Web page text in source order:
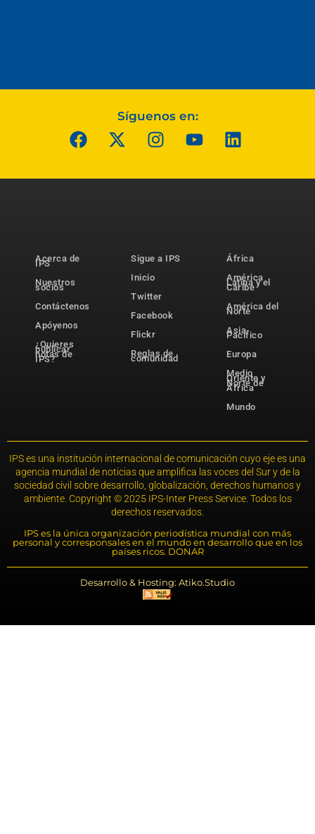
Síguenos en:
Acerca de
IPS
Nuestros
socios
Contáctenos
Apóyenos
¿Quieres
publicar
notas de
IPS?
Sigue a IPS
Inicio
Twitter
Facebook
Flickr
Reglas de
comunidad
África
América
Latina y el
Caribe
América del
Norte
Asia-
Pacífico
Europa
Medio
Oriente y
Norte de
África
Mundo
IPS es una institución internacional de comunicación cuyo eje es una
agencia mundial de noticias que amplifica las voces del Sur y de la
sociedad civil sobre desarrollo, globalización, derechos humanos y
ambiente. Copyright © 2025 IPS-Inter Press Service. Todos los
derechos reservados.
IPS es la única organización periodística mundial con más
personal y corresponsales en el mundo en desarrollo que en los
países ricos. DONAR
Desarrollo & Hosting: Atiko.Studio